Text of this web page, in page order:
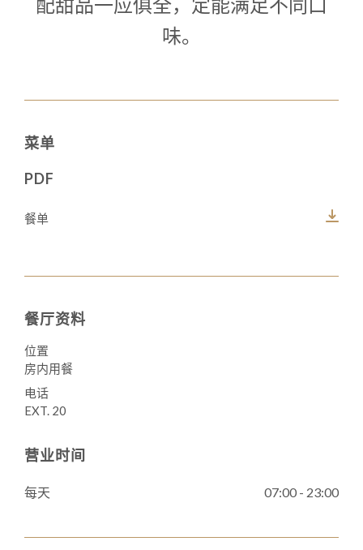
味。
菜单
PDF
餐单
餐厅资料
位置
房内用餐
电话
EXT. 20
营业时间
每天 07:00 - 23:00